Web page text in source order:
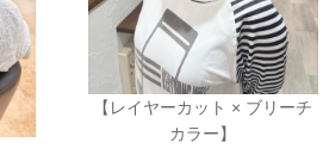
【レイヤーカット × ブリーチ
カラー】